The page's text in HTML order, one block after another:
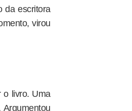
da escritora
virou
o livro. Uma